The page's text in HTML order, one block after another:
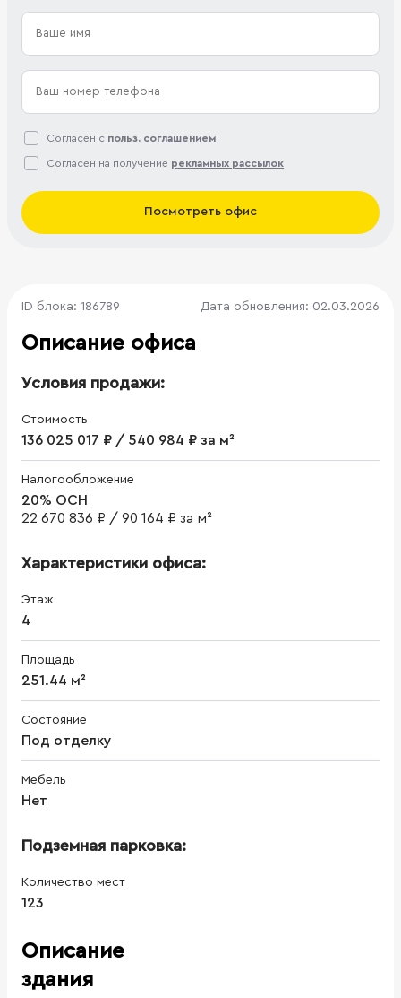
Согласен с польз. соглашением
Согласен на получение рекламных рассылок
Посмотреть офис
ID блока: 186789 Дата обновления: 02.03.2026
Описание офиса
Условия продажи:
Стоимость
136 025 017 ₽ / 540 984 ₽ за м²
Налогообложение
20% ОСН
22 670 836 ₽ / 90 164 ₽ за м²
Характеристики офиса:
Этаж
4
Площадь
251.44 м²
Состояние
Под отделку
Мебель
Нет
Подземная парковка:
Количество мест
123
Описание
здания